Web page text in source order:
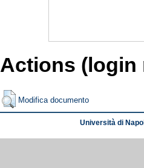
Actions (login
Modifica documento
Università di